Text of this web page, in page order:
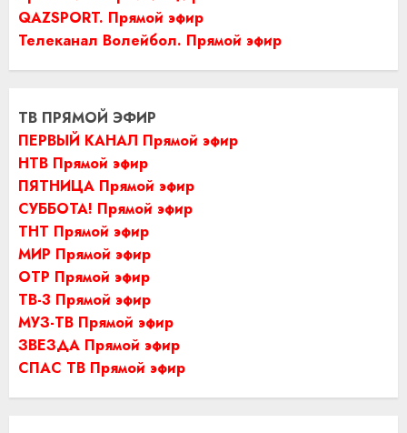
QAZSPORT. Прямой эфир
Телеканал Волейбол. Прямой эфир
ТВ ПРЯМОЙ ЭФИР
ПЕРВЫЙ КАНАЛ Прямой эфир
НТВ Прямой эфир
ПЯТНИЦА Прямой эфир
СУББОТА! Прямой эфир
ТНТ Прямой эфир
МИР Прямой эфир
ОТР Прямой эфир
ТВ-3 Прямой эфир
МУЗ-ТВ Прямой эфир
ЗВЕЗДА Прямой эфир
СПАС ТВ Прямой эфир